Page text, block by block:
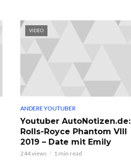
VIDEO
ANDERE YOUTUBER
Youtuber AutoNotizen.de:
Rolls-Royce Phantom VIII
2019 – Date mit Emily
244 views 1 min read